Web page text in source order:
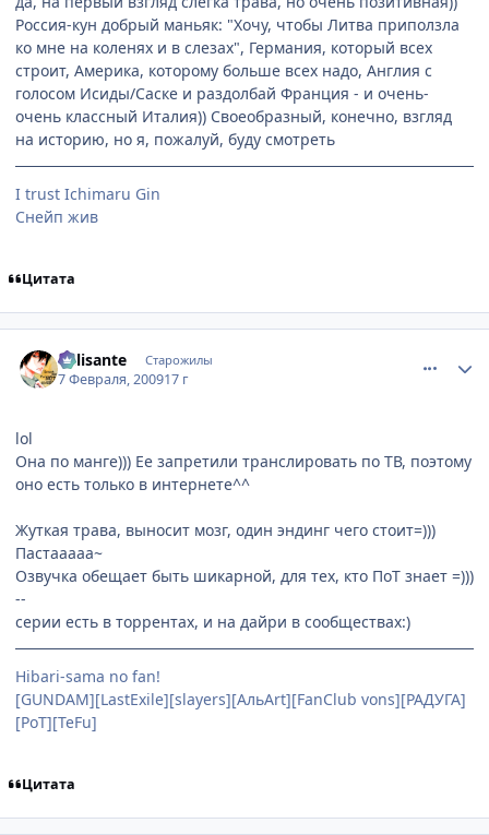
Россия-кун добрый маньяк: "Хочу, чтобы Литва приползла
ко мне на коленях и в слезах", Германия, который всех
строит, Америка, которому больше всех надо, Англия с
голосом Исиды/Саске и раздолбай Франция - и очень-
очень классный Италия)) Своеобразный, конечно, взгляд
на историю, но я, пожалуй, буду смотреть
I trust Ichimaru Gin
Снейп жив
Цитата
Milisante Старожилы
7 Февраля, 200917 г
lol
Она по манге))) Ее запретили транслировать по ТВ, поэтому
оно есть только в интернете^^
Жуткая трава, выносит мозг, один эндинг чего стоит=)))
Пастааааа~
Озвучка обещает быть шикарной, для тех, кто ПоТ знает =)))
--
серии есть в торрентах, и на дайри в сообществах:)
Hibari-sama no fan!
[GUNDAM][LastExile][slayers][АльArt][FanClub vons][РАДУГА]
[PoT][TeFu]
Цитата